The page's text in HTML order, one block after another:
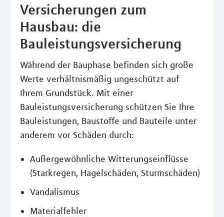
Versicherungen zum
Hausbau: die
Bauleistungsversicherung
Während der Bauphase befinden sich große
Werte verhältnismäßig ungeschützt auf
Ihrem Grundstück. Mit einer
Bauleistungsversicherung schützen Sie Ihre
Bauleistungen, Baustoffe und Bauteile unter
anderem vor Schäden durch:
Außergewöhnliche Witterungseinflüsse
(Starkregen, Hagelschäden, Sturmschäden)
Vandalismus
Materialfehler